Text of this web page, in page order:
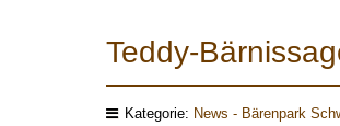
Teddy-
Kategorie: News - Bärenpark